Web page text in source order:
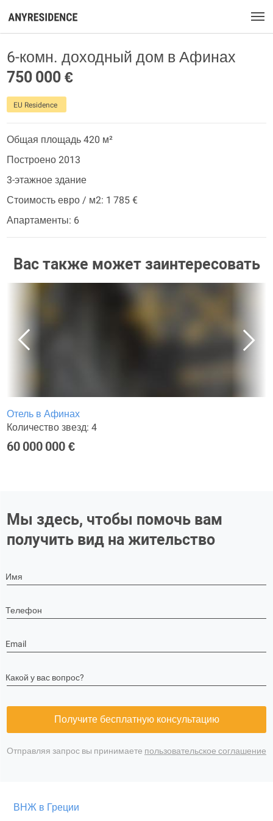
6-комн. доходный дом в Афинах
750 000 €
EU Residence
Общая площадь 420 м²
Построено 2013
3-этажное здание
Стоимость евро / м2: 1 785 €
Апартаменты: 6
Вас также может заинтересовать
Отель в Афинах
Количество звезд: 4
60 000 000 €
Мы здесь, чтобы помочь вам
получить вид на жительство
Имя
Телефон
Email
Какой у вас вопрос?
Получите бесплатную консультацию
Отправляя запрос вы принимаете пользовательское соглашение
ВНЖ в Греции